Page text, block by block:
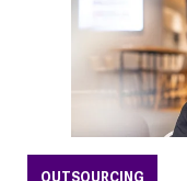
OUTSOURCING